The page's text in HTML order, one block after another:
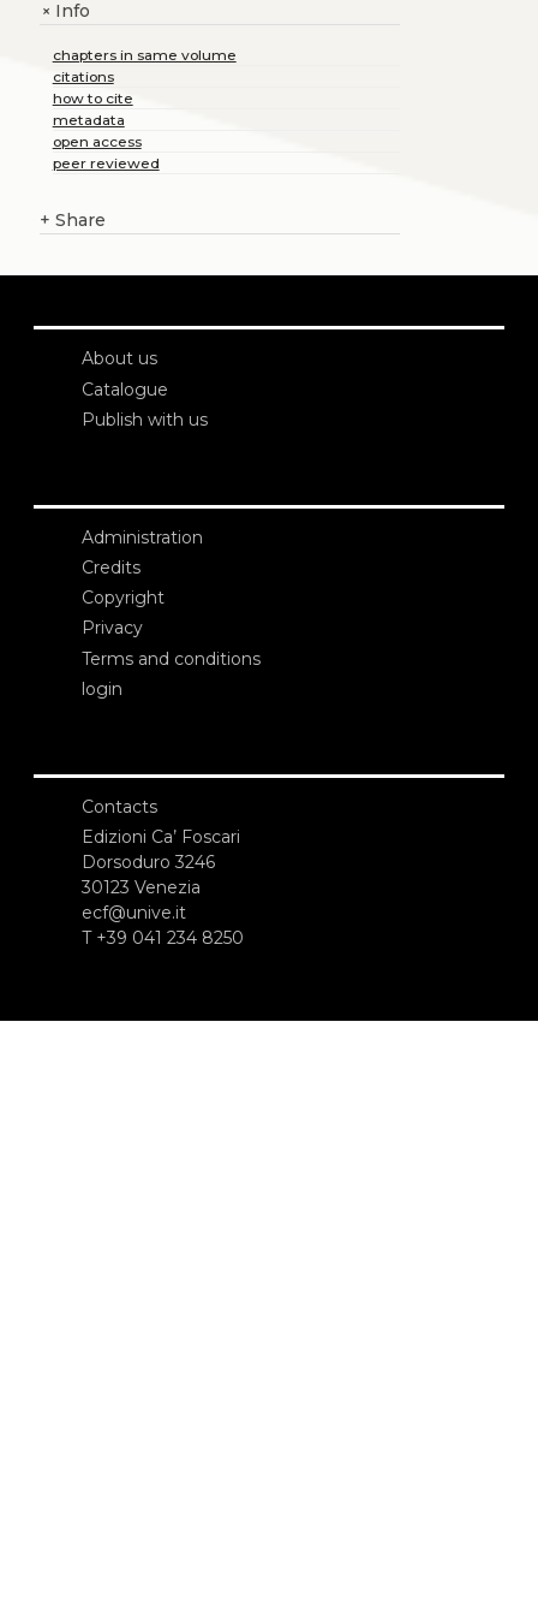
+Info
chapters in same volume
citations
how to cite
metadata
open access
peer reviewed
+ Share
About us
Catalogue
Publish with us
Administration
Credits
Copyright
Privacy
Terms and conditions
login
Contacts
Edizioni Ca’ Foscari
Dorsoduro 3246
30123 Venezia
ecf@unive.it
T +39 041 234 8250